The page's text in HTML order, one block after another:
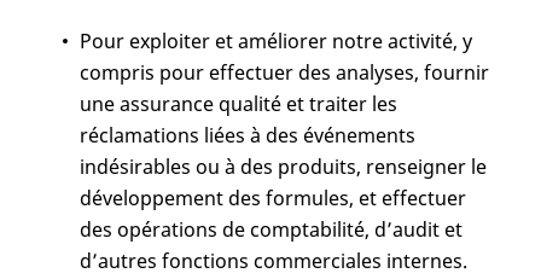
Pour exploiter et améliorer notre activité, y
compris pour effectuer des analyses, fournir
une assurance qualité et traiter les
réclamations liées à des événements
indésirables ou à des produits, renseigner le
développement des formules, et effectuer
des opérations de comptabilité, d’audit et
d’autres fonctions commerciales internes.